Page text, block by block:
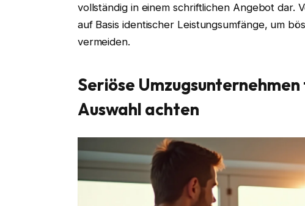
vollständig in einem schriftlichen Angebot dar.
auf Basis identischer Leistungsumfänge, um
vermeiden.
Seriöse
Auswahl achten